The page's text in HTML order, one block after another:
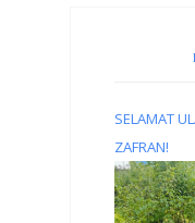
SELAMAT
ZAFRAN!